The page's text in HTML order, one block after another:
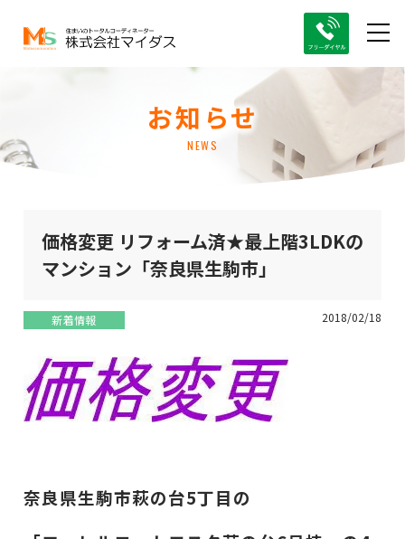
お知らせ
NEWS
価格変更 リフォーム済★最上階3LDKの
マンション「奈良県生駒市」
新着情報 2018/02/18
奈良県生駒市萩の台5丁目の